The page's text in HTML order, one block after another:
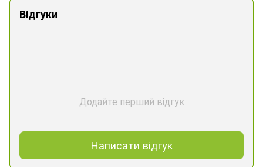
Відгуки
Додайте перший відгук
Написати відгук